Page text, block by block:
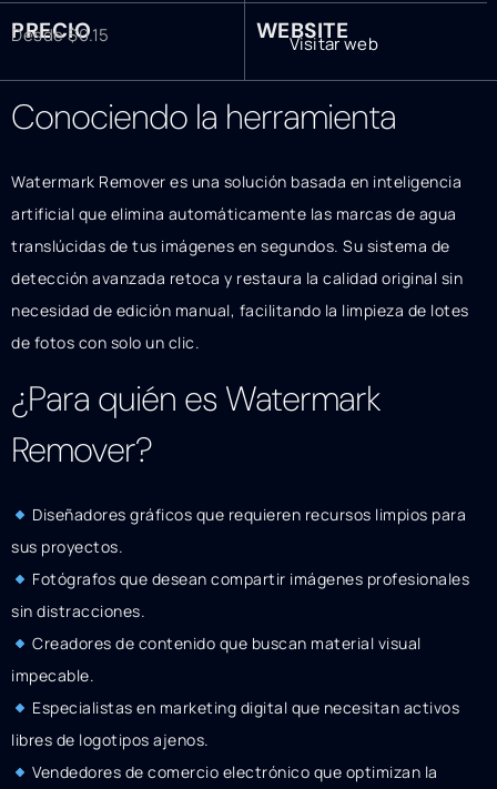
PRECIO
Desde $0.15 WEBSITE
Visitar web
Conociendo la herramienta
Watermark Remover es una solución basada en inteligencia
artificial que elimina automáticamente las marcas de agua
translúcidas de tus imágenes en segundos. Su sistema de
detección avanzada retoca y restaura la calidad original sin
necesidad de edición manual, facilitando la limpieza de lotes
de fotos con solo un clic.
¿Para quién es Watermark
Remover?
Diseñadores gráficos que requieren recursos limpios para
sus proyectos.
Fotógrafos que desean compartir imágenes profesionales
sin distracciones.
Creadores de contenido que buscan material visual
impecable.
Especialistas en marketing digital que necesitan activos
libres de logotipos ajenos.
Vendedores de comercio electrónico que optimizan la